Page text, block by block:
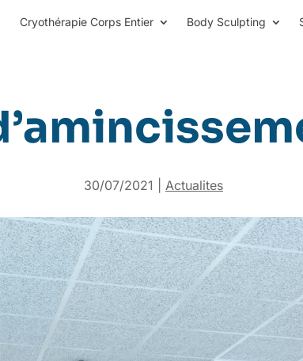
Cryothérapie Corps Entier Body Sculpting
30/07/2021 Actualites